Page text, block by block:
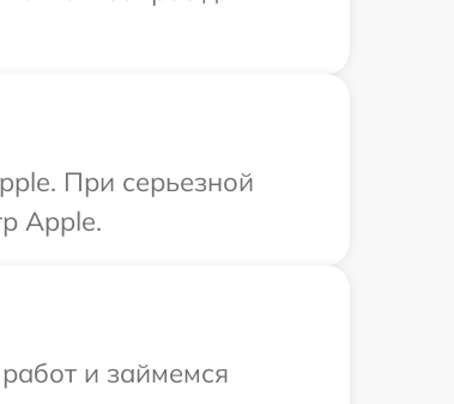
При серьезной
Apple.
и займемся